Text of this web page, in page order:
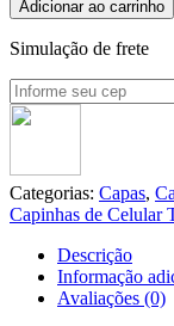
Adicionar ao carrinho
Simulação de frete
Categorias: Capas,
Capinhas de Celular
Descrição
Informação
Avaliações (0)